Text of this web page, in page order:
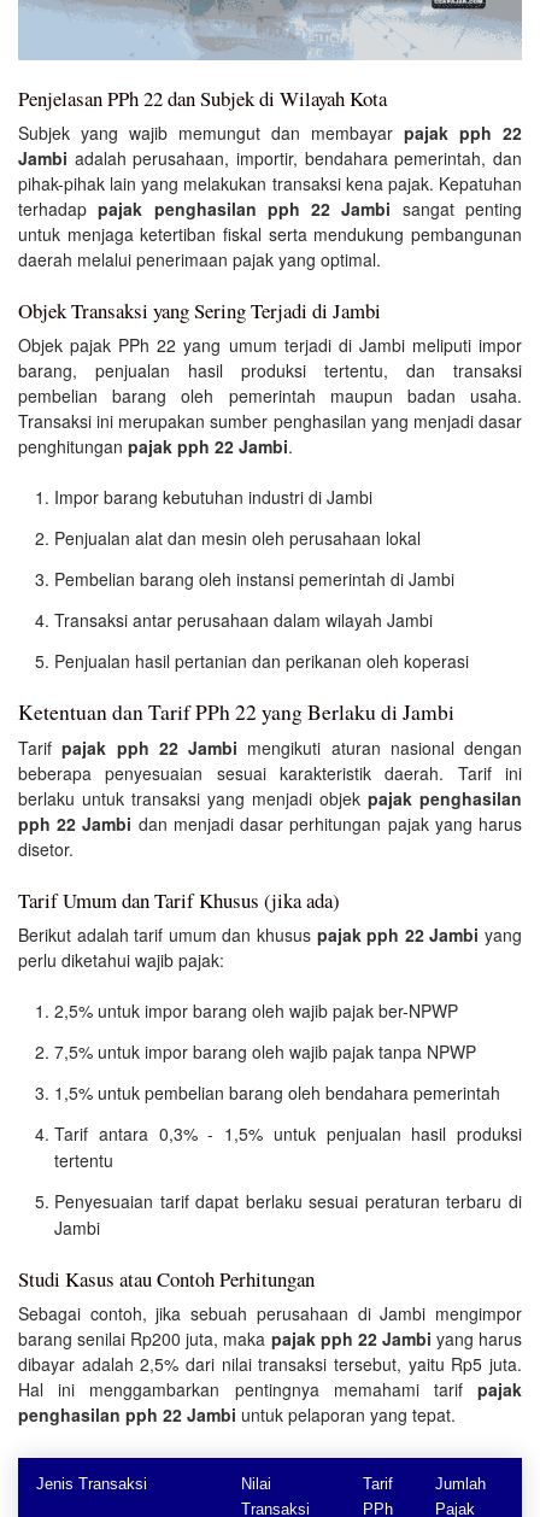
Penjelasan PPh 22 dan Subjek di Wilayah Kota
Subjek yang wajib memungut dan membayar pajak pph 22
Jambi adalah perusahaan, importir, bendahara pemerintah, dan
pihak-pihak lain yang melakukan transaksi kena pajak. Kepatuhan
terhadappajak penghasilan pph 22 Jambi sangat penting
untuk menjaga ketertiban fiskal serta mendukung pembangunan
daerah melalui penerimaan pajak yang optimal.
Objek Transaksi yang Sering Terjadi di Jambi
Objek pajak PPh 22 yang umum terjadi di Jambi meliputi impor
barang, penjualan hasil produksi tertentu, dan transaksi
pembelian barang oleh pemerintah maupun badan usaha.
Transaksi ini merupakan sumber penghasilan yang menjadi dasar
penghitungan pajak pph 22 Jambi.
Impor barang kebutuhan industri di Jambi
Penjualan alat dan mesin oleh perusahaan lokal
Pembelian barang oleh instansi pemerintah di Jambi
Transaksi antar perusahaan dalam wilayah Jambi
Penjualan hasil pertanian dan perikanan oleh koperasi
Ketentuan dan Tarif PPh 22 yang Berlaku di Jambi
Tarifpajak pph 22 Jambi mengikuti aturan nasional dengan
beberapa penyesuaian sesuai karakteristik daerah. Tarif ini
berlaku untuk transaksi yang menjadi objek pajak penghasilan
pph 22 Jambi dan menjadi dasar perhitungan pajak yang harus
disetor.
Tarif Umum dan Tarif Khusus (jika ada)
Berikut adalah tarif umum dan khusus pajak pph 22 Jambi yang
perlu diketahui wajib pajak:
2,5% untuk impor barang oleh wajib pajak ber-NPWP
7,5% untuk impor barang oleh wajib pajak tanpa NPWP
1,5% untuk pembelian barang oleh bendahara pemerintah
Tarif antara 0,3% - 1,5% untuk penjualan hasil produksi
tertentu
Penyesuaian tarif dapat berlaku sesuai peraturan terbaru di
Jambi
Studi Kasus atau Contoh Perhitungan
Sebagai contoh, jika sebuah perusahaan di Jambi mengimpor
barang senilai Rp200 juta, maka pajak pph 22 Jambi yang harus
dibayar adalah 2,5% dari nilai transaksi tersebut, yaitu Rp5 juta.
Hal ini menggambarkan pentingnya memahami tarif pajak
penghasilan pph 22 Jambi untuk pelaporan yang tepat.
Jenis Transaksi
Nilai
Transaksi
Tarif
PPh
Jumlah
Pajak